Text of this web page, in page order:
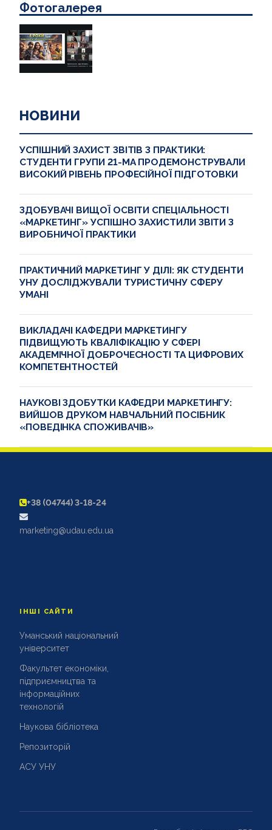
Фотогалерея
НОВИНИ
УСПІШНИЙ ЗАХИСТ ЗВІТІВ З ПРАКТИКИ:
СТУДЕНТИ ГРУПИ 21-МА ПРОДЕМОНСТРУВАЛИ
ВИСОКИЙ РІВЕНЬ ПРОФЕСІЙНОЇ ПІДГОТОВКИ
ЗДОБУВАЧІ ВИЩОЇ ОСВІТИ СПЕЦІАЛЬНОСТІ
«МАРКЕТИНГ» УСПІШНО ЗАХИСТИЛИ ЗВІТИ З
ВИРОБНИЧОЇ ПРАКТИКИ
ПРАКТИЧНИЙ МАРКЕТИНГ У ДІЛІ: ЯК СТУДЕНТИ
УНУ ДОСЛІДЖУВАЛИ ТУРИСТИЧНУ СФЕРУ
УМАНІ
ВИКЛАДАЧІ КАФЕДРИ МАРКЕТИНГУ
ПІДВИЩУЮТЬ КВАЛІФІКАЦІЮ У СФЕРІ
АКАДЕМІЧНОЇ ДОБРОЧЕСНОСТІ ТА ЦИФРОВИХ
КОМПЕТЕНТНОСТЕЙ
НАУКОВІ ЗДОБУТКИ КАФЕДРИ МАРКЕТИНГУ:
ВИЙШОВ ДРУКОМ НАВЧАЛЬНИЙ ПОСІБНИК
«ПОВЕДІНКА СПОЖИВАЧІВ»
+38 (04744) 3-18-24
marketing@udau.edu.ua
ІНШІ САЙТИ
Уманський національний
університет
Факультет економіки,
підприємництва та
інформаційних
технологій
Наукова бібліотека
Репозиторій
АСУ УНУ